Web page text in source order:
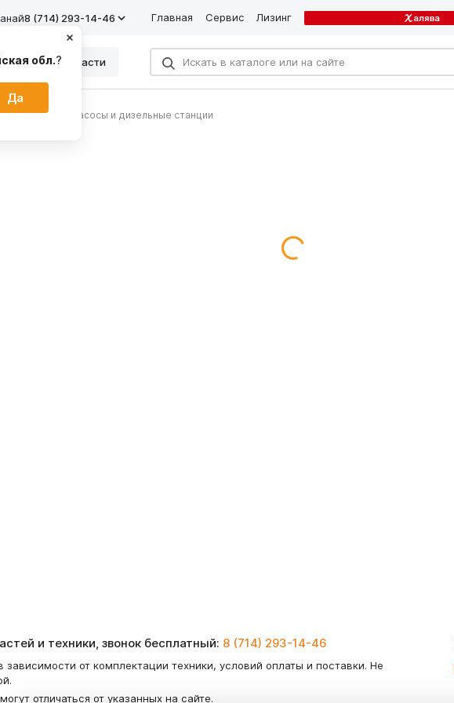
8 (714) 293-14-46 Главная Сервис Лизинг
Запчасти
Насосы и дизельные станции
и техники, звонок бесплатный: 8 (714) 293-14-46
от комплектации техники, условий оплаты и поставки. Не
отличаться от указанных на сайте.
обл.?
Да